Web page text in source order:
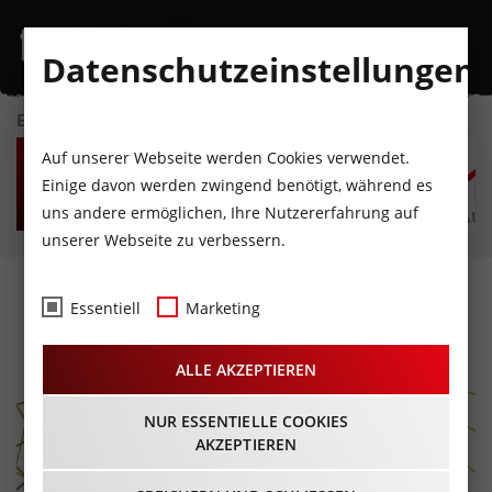
EVENTKALENDER
SO
9
AUGUST
MO
10
AUGUST
DI
11
AUGUST
MI
12
AUGUST
DO
13
AUGUST
innsbruck@night
30.09.2022 - Beginn 17:00 Uhr
Datenschutzeinstellungen
Auf unserer Webseite werden Cookies verwendet.
Einige davon werden zwingend benötigt, während es
uns andere ermöglichen, Ihre Nutzererfahrung auf
unserer Webseite zu verbessern.
Essentiell Marketing
ALLE AKZEPTIEREN
NUR ESSENTIELLE COOKIES
AKZEPTIEREN